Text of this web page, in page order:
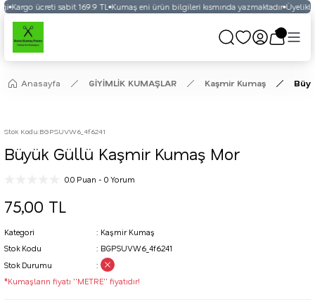
Kargo ücreti sabit 169.9 TL Kumaş eni ürün bilgileri kısmında yazmaktadır Üyelikli
Anasayfa GİYİMLİK KUMAŞLAR Kaşmir Kumaş
Stok Kodu:BGPSUVW6_4f6241
Büyük Güllü Kaşmir Kumaş Mor
0.0 Puan - 0 Yorum
75,00 TL
Kategori
Kaşmir Kumaş
Stok Kodu
BGPSUVW6_4f6241
Stok Durumu
*Kumaşların fiyatı ''METRE'' fiyatıdır!